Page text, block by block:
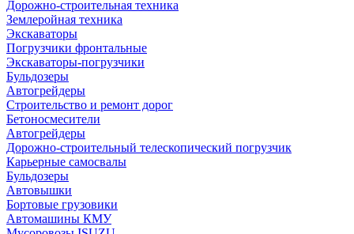
Дорожно-строительная техника
Землеройная техника
Экскаваторы
Погрузчики фронтальные
Экскаваторы-погрузчики
Бульдозеры
Автогрейдеры
Строительство и ремонт дорог
Бетоносмесители
Автогрейдеры
Дорожно-строительный телескопический погрузчик
Карьерные самосвалы
Бульдозеры
Автовышки
Бортовые грузовики
Автомашины КМУ